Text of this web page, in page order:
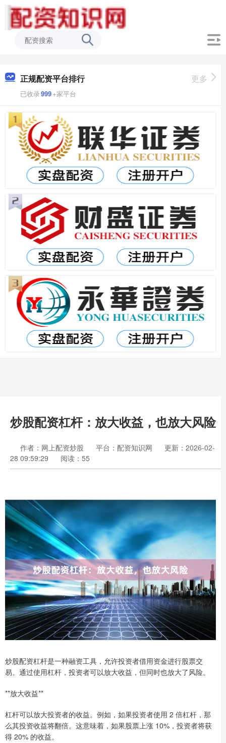
正规配资平台排行
已收录999+家平台
更多
炒股配资杠杆：放大收益，也放大风险
作者：网上配资炒股 平台：配资知识网
更新：2026-02-
28 09:59:29
阅读：55
炒股配资杠杆是一种融资工具，允许投资者借用资金进行股票交
易。通过使用杠杆，投资者可以放大收益，但同时也放大了风险。
**放大收益**
杠杆可以放大投资者的收益。例如，如果投资者使用 2 倍杠杆，那
么其投资收益将翻倍。这意味着，如果股票上涨 10%，投资者将获
得 20% 的收益。